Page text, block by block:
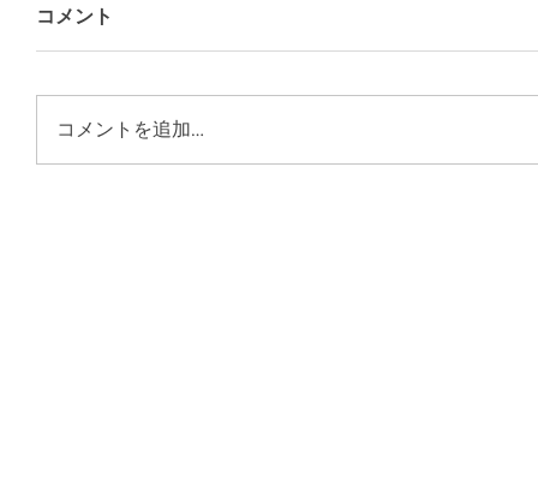
コメント
コメントを追加…